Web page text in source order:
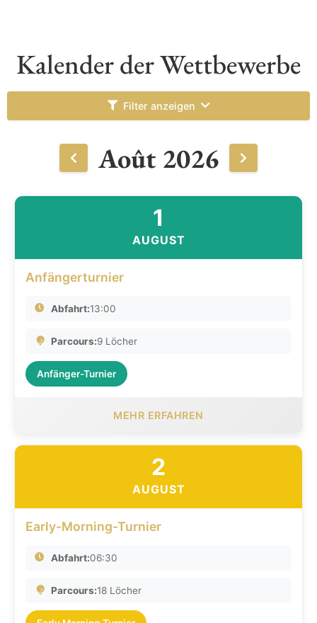
Kalender der Wettbewerbe
Filter anzeigen
Août 2026
1
AUGUST
Anfängerturnier
Abfahrt:13:00
Parcours:9 Löcher
Anfänger-Turnier
MEHR ERFAHREN
2
AUGUST
Early-Morning-Turnier
Abfahrt:06:30
Parcours:18 Löcher